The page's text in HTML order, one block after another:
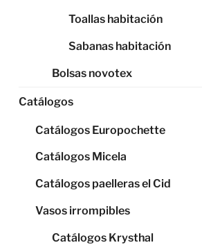
Toallas habitación
Sabanas habitación
Bolsas novotex
Catálogos
Catálogos Europochette
Catálogos Micela
Catálogos paelleras el Cid
Vasos irrompibles
Catálogos Krysthal